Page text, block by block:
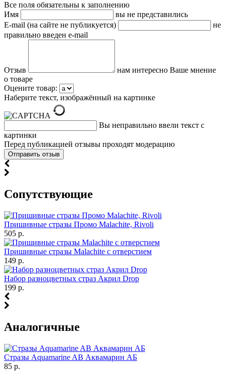
Все поля обязательны к заполнению
Имя
вы не представились
E-mail (на сайте не публикуется)
не
правильно введен e-mail
Отзыв
нам интересно Ваше мнение
о товаре
Оцените товар:
Наберите текст, изображённый на картинке
Вы неправильно ввели текст с
картинки
Перед публикацией отзывы проходят модерацию
Cопутствующие
Пришивные стразы Промо Malachite, Rivoli
505 р.
Пришивные стразы Malachite с отверстием
149 р.
Набор разноцветных страз Акрил Drop
199 р.
Аналогичные
Стразы Aquamarine AB Аквамарин АБ
85 р.